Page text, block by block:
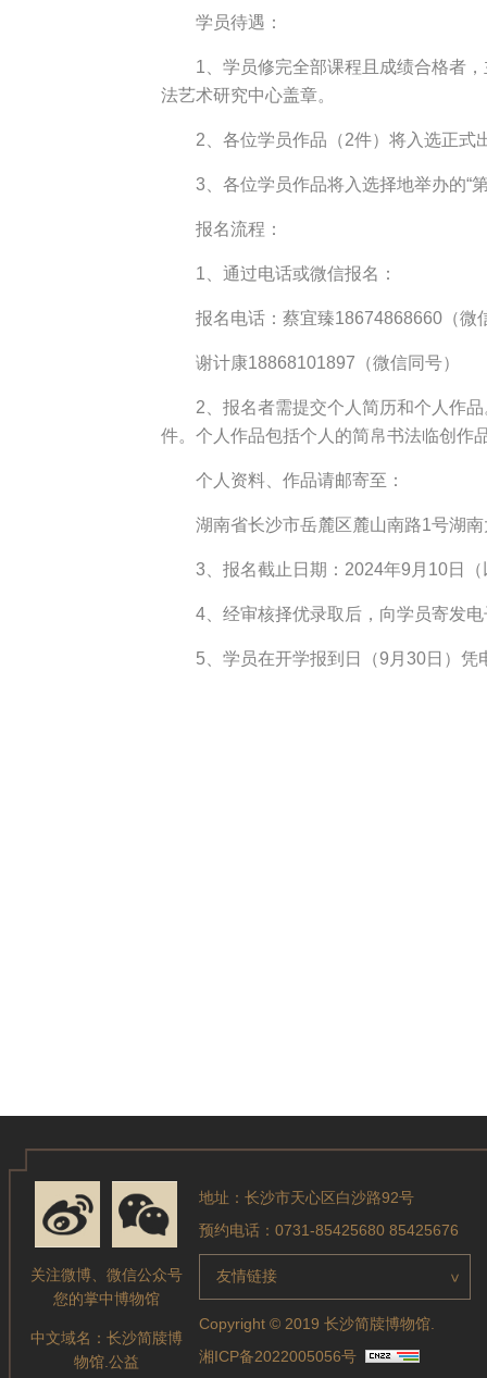
学员待遇：
1、学员修完全部课程且成绩合格者
法艺术研究中心盖章。
2、各位学员作品（2件）将入选正式
3、各位学员作品将入选择地举办的“
报名流程：
1、通过电话或微信报名：
报名电话：蔡宜臻18674868660（微
谢计康18868101897（微信同号）
2、报名者需提交个人简历和个人作
件。个人作品包括个人的简帛书法临创作
个人资料、作品请邮寄至：
湖南省长沙市岳麓区麓山南路1号湖
3、报名截止日期：2024年9月10日
4、经审核择优录取后，向学员寄发
5、学员在开学报到日（9月30日）
关注微博、微信公众号
您的掌中博物馆
中文域名： 长沙简牍博
物馆.公益
地址：长沙市天心区白沙路92号
预约电话：0731-85425680 85425676
友情链接 >
Copyright © 2019 长沙简牍博物馆.
湘ICP备2022005056号